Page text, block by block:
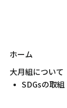
ホーム
大月組について
SDGsの取組